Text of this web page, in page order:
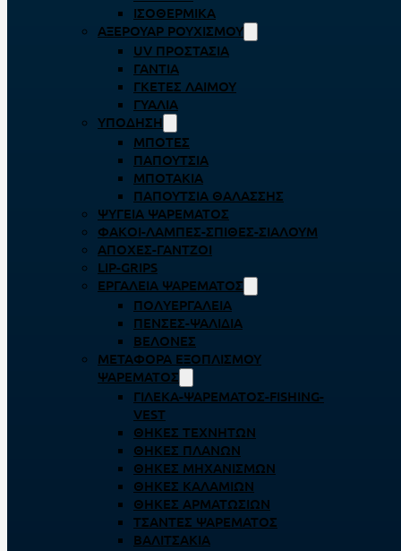
ΙΣΟΘΕΡΜΙΚΆ
ΑΞΕΡΟΥΆΡ ΡΟΥΧΙΣΜΟΎ
UV ΠΡΟΣΤΑΣΊΑ
ΓΆΝΤΙΑ
ΓΚΈΤΕΣ ΛΑΊΜΟΥ
ΓΥΑΛΙΆ
ΥΠΌΔΗΣΗ
ΜΠΌΤΕΣ
ΠΑΠΟΎΤΣΙΑ
ΜΠΟΤΆΚΙΑ
ΠΑΠΟΎΤΣΙΑ ΘΑΛΆΣΣΗΣ
ΨΥΓΕΊΑ ΨΑΡΈΜΑΤΟΣ
ΦΑΚΟΊ-ΛΆΜΠΕΣ-ΣΠΊΘΕΣ-ΣΊΑΛΟΥΜ
ΑΠΌΧΕΣ-ΓΆΝΤΖΟΙ
LIP-GRIPS
EΡΓΑΛΕΊΑ ΨΑΡΈΜΑΤΟΣ
ΠΟΛΥΕΡΓΑΛΕΊΑ
ΠΈΝΣΕΣ-ΨΑΛΊΔΙΑ
ΒΕΛΌΝΕΣ
ΜΕΤΑΦΟΡΆ ΕΞΟΠΛΙΣΜΟΎ
ΨΑΡΈΜΑΤΟΣ
ΓΙΛΈΚΑ-ΨΑΡΈΜΑΤΟΣ-FISHING-
VEST
ΘΉΚΕΣ ΤΕΧΝΗΤΏΝ
ΘΉΚΕΣ ΠΛΆΝΩΝ
ΘΉΚΕΣ ΜΗΧΑΝΙΣΜΏΝ
ΘΉΚΕΣ ΚΑΛΑΜΙΏΝ
ΘΉΚΕΣ ΑΡΜΑΤΩΣΙΏΝ
ΤΣΆΝΤΕΣ ΨΑΡΈΜΑΤΟΣ
ΒΑΛΙΤΣΆΚΙΑ